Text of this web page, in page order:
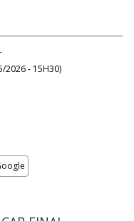
2026 - 15H30)